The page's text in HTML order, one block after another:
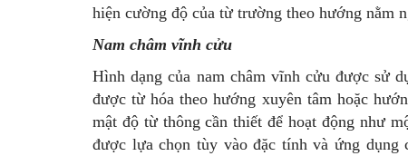
hiện cường độ của từ trường theo hướng nằm
Nam châm vĩnh cửu
Hình dạng của nam châm vĩnh cửu được sử
được từ hóa theo hướng xuyên tâm hoặc
mật độ từ thông cần thiết để hoạt động như
được lựa chọn tùy vào đặc tính và ứng dụng